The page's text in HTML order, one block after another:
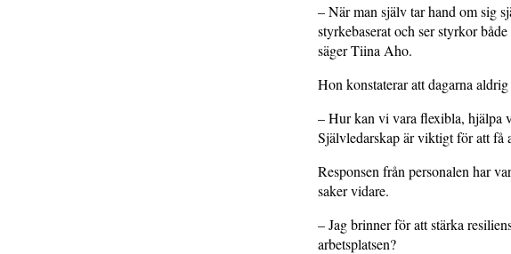
– När man själv tar hand om sig
styrkebaserat och ser styrkor
säger Tiina Aho.
Hon konstaterar att dagarna
– Hur kan vi vara flexibla, hjälpa
Självledarskap är viktigt för att få
Responsen från personalen har
saker vidare.
– Jag brinner för att stärka
arbetsplatsen?